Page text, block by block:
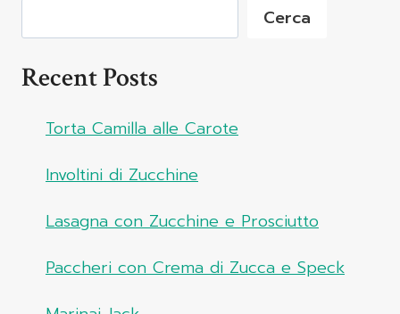
Cerca
Recent Posts
Torta Camilla alle Carote
Involtini di Zucchine
Lasagna con Zucchine e Prosciutto
Paccheri con Crema di Zucca e Speck